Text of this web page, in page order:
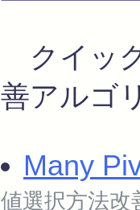
クイッ
善アルゴ
Many
値選択方法